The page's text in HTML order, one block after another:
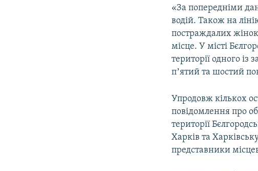
«За попередніми
водій. Також на
постраждалих
місце. У місті
території одного
пʼятий та шостий
Упродовж кількох
повідомлення про
території
Харків та
представники